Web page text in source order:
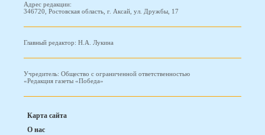
Адрес редакции:
346720, Ростовская область, г. Аксай, ул. Дружбы, 17
Главный редактор: Н.А. Лукина
Учредитель: Общество с ограниченной ответственностью
«Редакция газеты «Победа»
Карта сайта
О нас